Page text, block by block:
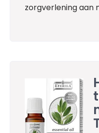
zorgverlening aan